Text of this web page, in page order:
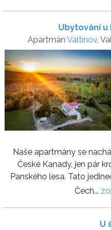
Ubytování u
Apartmán Valtínov,
Naše apartmány se
České Kanady, jen pár
Panského lesa. Tato
Čech...
U